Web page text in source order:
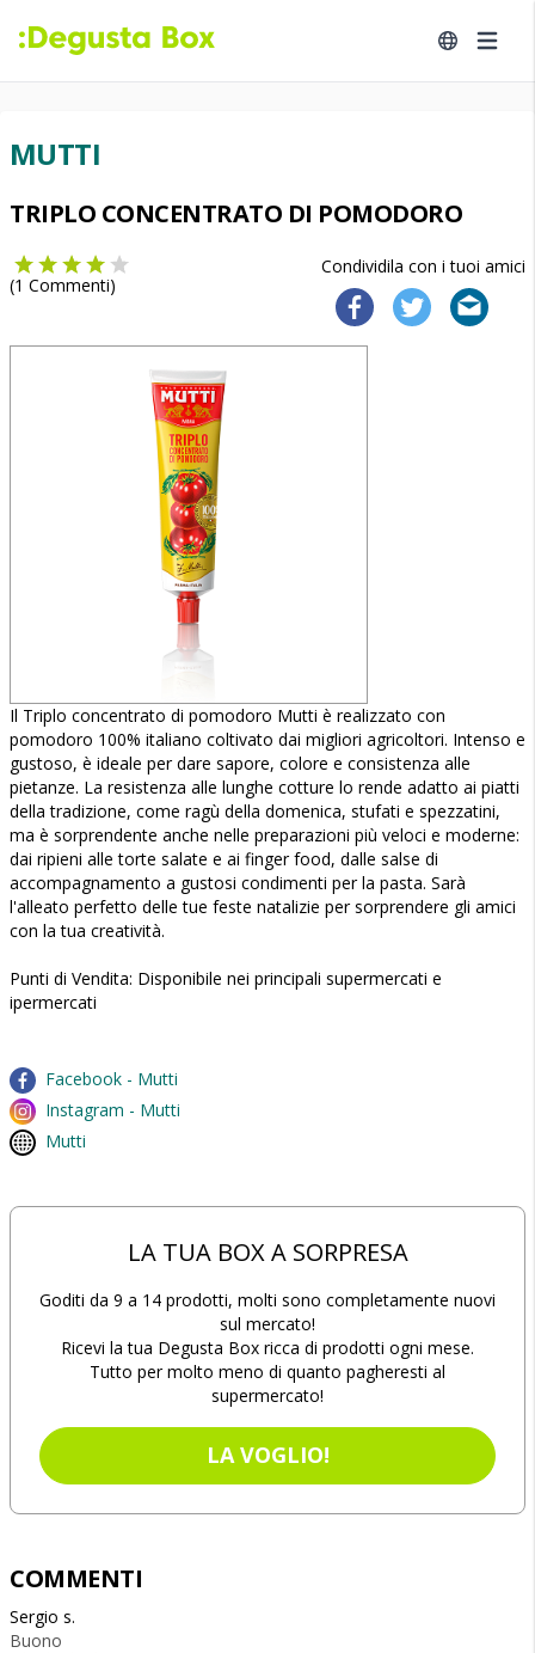
MUTTI
TRIPLO CONCENTRATO DI POMODORO
Condividila con i tuoi amici
(1 Commenti)
Il Triplo concentrato di pomodoro Mutti è realizzato con
pomodoro 100% italiano coltivato dai migliori agricoltori. Intenso e
gustoso, è ideale per dare sapore, colore e consistenza alle
pietanze. La resistenza alle lunghe cotture lo rende adatto ai piatti
della tradizione, come ragù della domenica, stufati e spezzatini,
ma è sorprendente anche nelle preparazioni più veloci e moderne:
dai ripieni alle torte salate e ai finger food, dalle salse di
accompagnamento a gustosi condimenti per la pasta. Sarà
l'alleato perfetto delle tue feste natalizie per sorprendere gli amici
con la tua creatività.
Punti di Vendita: Disponibile nei principali supermercati e
ipermercati
Facebook - Mutti
Instagram - Mutti
Mutti
LA TUA BOX A SORPRESA
Goditi da 9 a 14 prodotti, molti sono completamente nuovi
sul mercato!
Ricevi la tua Degusta Box ricca di prodotti ogni mese.
Tutto per molto meno di quanto pagheresti al
supermercato!
LA VOGLIO!
COMMENTI
Sergio s.
Buono